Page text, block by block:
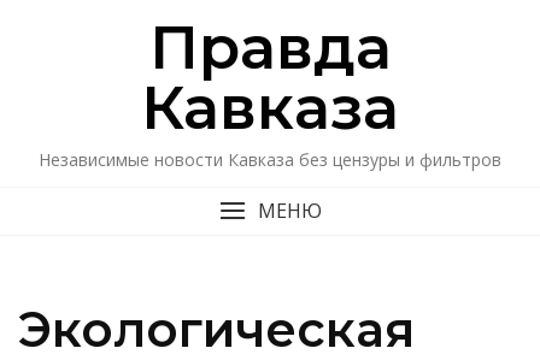
Правда
Кавказa
Независимые новости Кавказа без цензуры и фильтров
МЕНЮ
Экологическая